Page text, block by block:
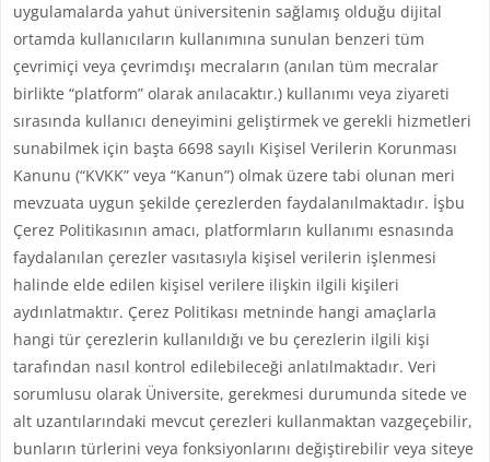
uygulamalarda yahut üniversitenin sağlamış olduğu dijital
ortamda kullanıcıların kullanımına sunulan benzeri tüm
çevrimiçi veya çevrimdışı mecraların (anılan tüm mecralar
birlikte “platform” olarak anılacaktır.) kullanımı veya ziyareti
sırasında kullanıcı deneyimini geliştirmek ve gerekli hizmetleri
sunabilmek için başta 6698 sayılı Kişisel Verilerin Korunması
Kanunu (“KVKK” veya “Kanun”) olmak üzere tabi olunan meri
mevzuata uygun şekilde çerezlerden faydalanılmaktadır. İşbu
Çerez Politikasının amacı, platformların kullanımı esnasında
faydalanılan çerezler vasıtasıyla kişisel verilerin işlenmesi
halinde elde edilen kişisel verilere ilişkin ilgili kişileri
aydınlatmaktır. Çerez Politikası metninde hangi amaçlarla
hangi tür çerezlerin kullanıldığı ve bu çerezlerin ilgili kişi
tarafından nasıl kontrol edilebileceği anlatılmaktadır. Veri
sorumlusu olarak Üniversite, gerekmesi durumunda sitede ve
alt uzantılarındaki mevcut çerezleri kullanmaktan vazgeçebilir,
bunların türlerini veya fonksiyonlarını değiştirebilir veya siteye